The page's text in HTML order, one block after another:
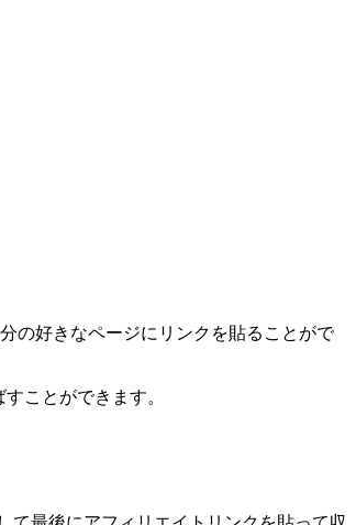
の好きなページにリンクを貼ることがで
ことができます。